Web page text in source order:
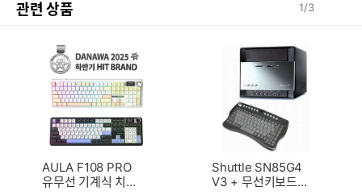
관련 상품 1/3
AULA F108 PRO
유무선 기계식 치즈
Shuttle SN85G4
V3 + 무선키보드